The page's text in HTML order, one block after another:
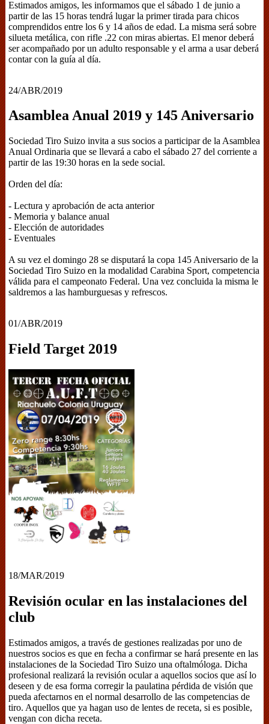
Estimados amigos, les informamos que el sábado 1 de junio a
partir de las 15 horas tendrá lugar la primer tirada para chicos
comprendidos entre los 6 y 14 años de edad. La misma será sobre
silueta metálica, con rifle .22 con miras abiertas. El menor deberá
ser acompañado por un adulto responsable y el arma a usar deberá
contar con la guía al día.
24/ABR/2019
Asamblea Anual 2019 y 145 Aniversario
Sociedad Tiro Suizo invita a sus socios a participar de la Asamblea
Anual Ordinaria que se llevará a cabo el sábado 27 del corriente a
partir de las 19:30 horas en la sede social.
Orden del día:
- Lectura y aprobación de acta anterior
- Memoria y balance anual
- Elección de autoridades
- Eventuales
A su vez el domingo 28 se disputará la copa 145 Aniversario de la
Sociedad Tiro Suizo en la modalidad Carabina Sport, competencia
válida para el campeonato Federal. Una vez concluida la misma le
saldremos a las hamburguesas y refrescos.
01/ABR/2019
Field Target 2019
18/MAR/2019
Revisión ocular en las instalaciones del
club
Estimados amigos, a través de gestiones realizadas por uno de
nuestros socios es que en fecha a confirmar se hará presente en las
instalaciones de la Sociedad Tiro Suizo una oftalmóloga. Dicha
profesional realizará la revisión ocular a aquellos socios que así lo
deseen y de esa forma corregir la paulatina pérdida de visión que
pueda afectarnos en el normal desarrollo de las competencias de
tiro. Aquellos que ya hagan uso de lentes de receta, si es posible,
vengan con dicha receta.